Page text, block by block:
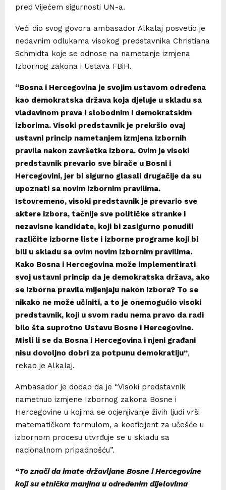
pred Vijećem sigurnosti UN-a.
Veći dio svog govora ambasador Alkalaj posvetio je
nedavnim odlukama visokog predstavnika Christiana
Schmidta koje se odnose na nametanje izmjena
Izbornog zakona i Ustava FBiH.
“Bosna i Hercegovina je svojim ustavom određena
kao demokratska država koja djeluje u skladu sa
vladavinom prava i slobodnim i demokratskim
izborima. Visoki predstavnik je prekršio ovaj
ustavni princip nametanjem izmjena izbornih
pravila nakon završetka izbora. Ovim je visoki
predstavnik prevario sve birače u Bosni i
Hercegovini, jer bi sigurno glasali drugačije da su
upoznati sa novim izbornim pravilima.
Istovremeno, visoki predstavnik je prevario sve
aktere izbora, tačnije sve političke stranke i
nezavisne kandidate, koji bi zasigurno ponudili
različite izborne liste i izborne programe koji bi
bili u skladu sa ovim novim izbornim pravilima.
Kako Bosna i Hercegovina može implementirati
svoj ustavni princip da je demokratska država, ako
se izborna pravila mijenjaju nakon izbora? To se
nikako ne može učiniti, a to je onemogućio visoki
predstavnik, koji u svom radu nema pravo da radi
bilo šta suprotno Ustavu Bosne i Hercegovine.
Misli li se da Bosna i Hercegovina i njeni građani
nisu dovoljno dobri za potpunu demokratiju”,
rekao je Alkalaj.
Ambasador je dodao da je “Visoki predstavnik
nametnuo izmjene Izbornog zakona Bosne i
Hercegovine u kojima se ocjenjivanje živih ljudi vrši
matematičkom formulom, a koeficijent za učešće u
izbornom procesu utvrđuje se u skladu sa
nacionalnom pripadnošću”.
“To znači da imate državljane Bosne i Hercegovine
koji su etnička manjina u određenim dijelovima